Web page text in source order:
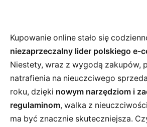
Kupowanie online stało się
niezaprzeczalny lider polskiego e-
Niestety, wraz z wygodą zakupów,
natrafienia na nieuczciwego
roku, dzięki nowym narzędziom i
regulaminom, walka z
ma być znacznie skuteczniejsza.